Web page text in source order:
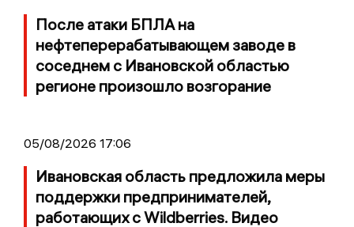
После атаки БПЛА на
нефтеперерабатывающем заводе в
соседнем с Ивановской областью
регионе произошло возгорание
05/08/2026 17:06
Ивановская область предложила меры
поддержки предпринимателей,
работающих с Wildberries. Видео